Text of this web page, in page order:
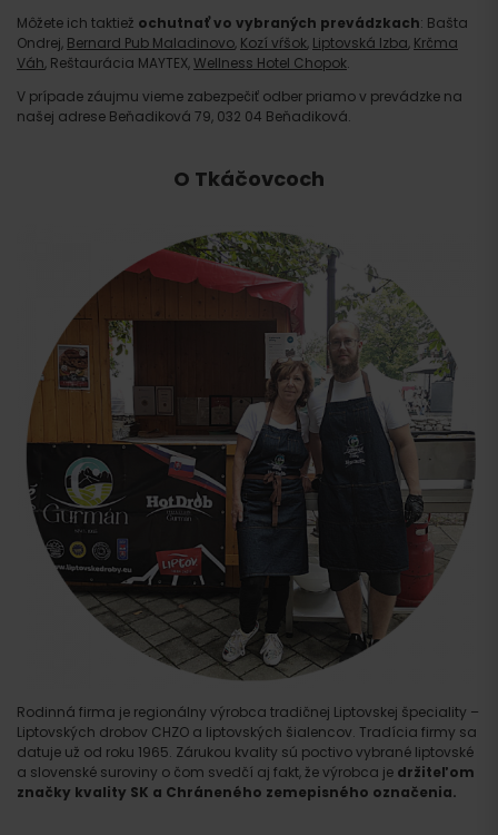
​Môžete ich taktiež ochutnať vo vybraných prevádzkach: Bašta
Ondrej, Bernard Pub Maladinovo, Kozí vŕšok, Liptovská Izba, Krčma
Váh, Reštaurácia MAYTEX,Wellness Hotel Chopok.
V prípade záujmu vieme zabezpečiť odber priamo v prevádzke na
našej adrese Beňadiková 79, 032 04 Beňadiková.
O Tkáčovcoch
Rodinná firma je regionálny výrobca tradičnej Liptovskej špeciality –
Liptovských drobov CHZO a liptovských šialencov. Tradícia firmy sa
datuje už od roku 1965. Zárukou kvality sú poctivo vybrané liptovské
a slovenské suroviny o čom svedčí aj fakt, že výrobca je držiteľom
značky kvality SK a Chráneného zemepisného označenia.